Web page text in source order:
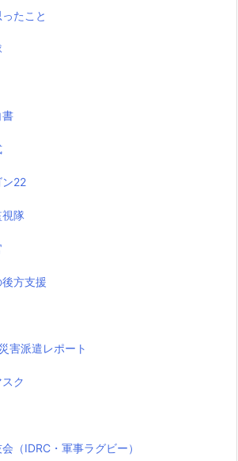
たこと
書
ン22
隊
方支援
害派遣レポート
ク
（IDRC・軍事ラグビー）